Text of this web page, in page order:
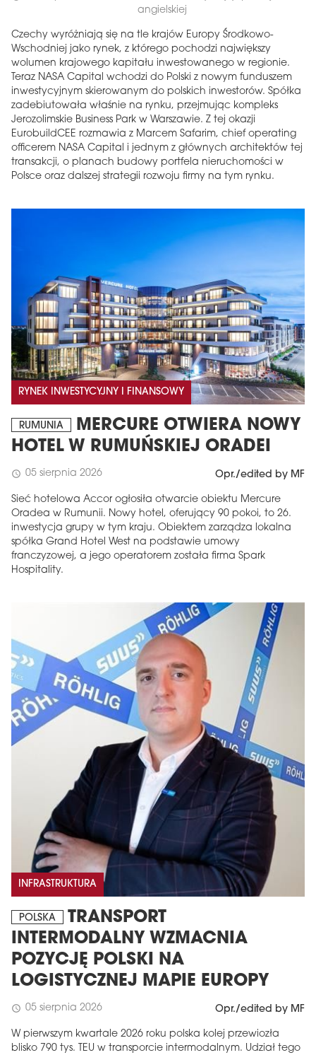
angielskiej
Czechy wyróżniają się na tle krajów Europy Środkowo-
Wschodniej jako rynek, z którego pochodzi największy
wolumen krajowego kapitału inwestowanego w regionie.
Teraz NASA Capital wchodzi do Polski z nowym funduszem
inwestycyjnym skierowanym do polskich inwestorów. Spółka
zadebiutowała właśnie na rynku, przejmując kompleks
Jerozolimskie Business Park w Warszawie. Z tej okazji
EurobuildCEE rozmawia z Marcem Safarim, chief operating
officerem NASA Capital i jednym z głównych architektów tej
transakcji, o planach budowy portfela nieruchomości w
Polsce oraz dalszej strategii rozwoju firmy na tym rynku.
RYNEK INWESTYCYJNY I FINANSOWY
RUMUNIA
MERCURE OTWIERA NOWY
HOTEL W RUMUŃSKIEJ ORADEI
schedule 05 sierpnia 2026 Opr./edited by MF
Sieć hotelowa Accor ogłosiła otwarcie obiektu Mercure
Oradea w Rumunii. Nowy hotel, oferujący 90 pokoi, to 26.
inwestycja grupy w tym kraju. Obiektem zarządza lokalna
spółka Grand Hotel West na podstawie umowy
franczyzowej, a jego operatorem została firma Spark
Hospitality.
INFRASTRUKTURA
POLSKA
TRANSPORT
INTERMODALNY WZMACNIA
POZYCJĘ POLSKI NA
LOGISTYCZNEJ MAPIE EUROPY
schedule 05 sierpnia 2026 Opr./edited by MF
W pierwszym kwartale 2026 roku polska kolej przewiozła
blisko 790 tys. TEU w transporcie intermodalnym. Udział tego